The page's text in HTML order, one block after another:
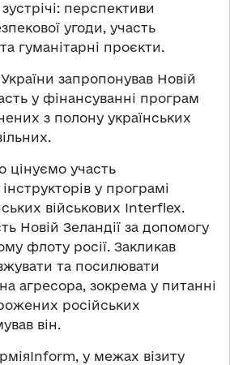
перспективи
угоди, участь
гуманітарні проєкти.
запропонував Новій
у фінансуванні програм
з полону українських
цінуємо участь
у програмі
військових Interflex.
Новій Зеландії за допомогу
флоту росії. Закликав
та посилювати
агресора, зокрема у питанні
російських
він.
у межах візиту